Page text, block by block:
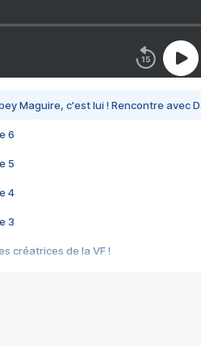
Maguire, c'est lui ! Rencontre avec
6
5
4
3
créatrices de la VF !